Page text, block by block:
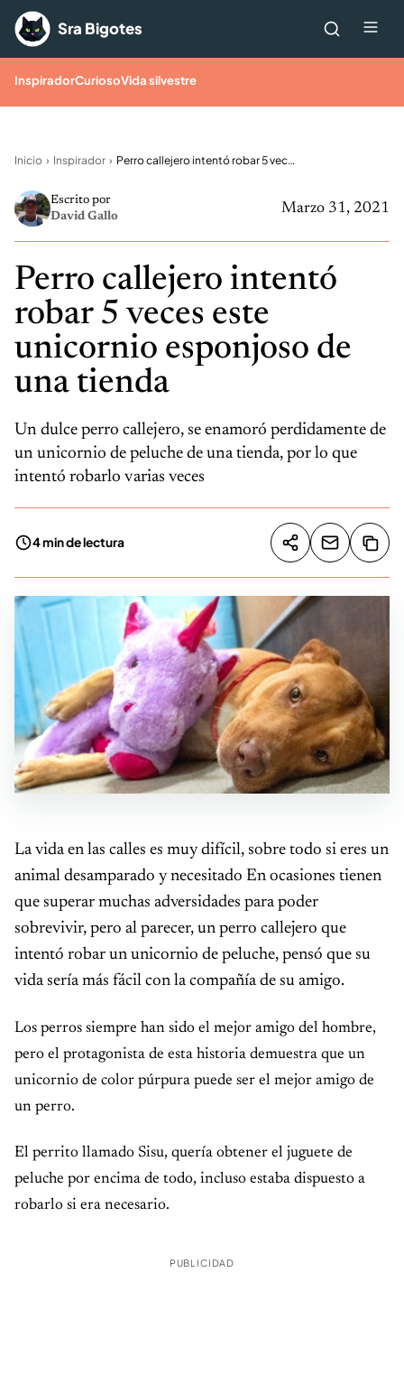
Saltar al contenido
Sra Bigotes
InspiradorCuriosoVida silvestre
Inicio Inspirador Perro callejero intentó robar 5 veces este unicornio esponjoso de una tienda
Marzo 31, 2021
Escrito por
David Gallo
Perro callejero intentó
robar 5 veces este
unicornio esponjoso de
una tienda
Un dulce perro callejero, se enamoró perdidamente de
un unicornio de peluche de una tienda, por lo que
intentó robarlo varias veces
4 min de lectura Compartir
La vida en las calles es muy difícil, sobre todo si eres un
animal desamparado y necesitado En ocasiones tienen
que superar muchas adversidades para poder
sobrevivir, pero al parecer, un perro callejero que
intentó robar un unicornio de peluche, pensó que su
vida sería más fácil con la compañía de su amigo.
Los perros siempre han sido el mejor amigo del hombre,
pero el protagonista de esta historia demuestra que un
unicornio de color púrpura puede ser el mejor amigo de
un perro.
El perrito llamado Sisu, quería obtener el juguete de
peluche por encima de todo, incluso estaba dispuesto a
robarlo si era necesario.
PUBLICIDAD